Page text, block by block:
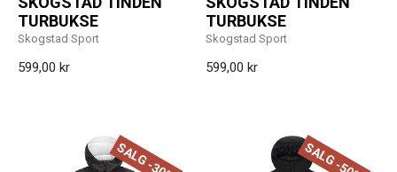
TURBUKSE
Skogstad Sport
599,00 kr
TURBUKSE
Skogstad Sport
599,00 kr
SALG -30% SALG -50%